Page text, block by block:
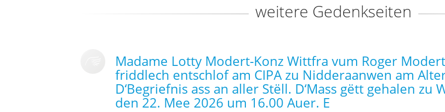
weitere Gedenkseiten
Madame Lotty Modert-Konz Wittfra vum Roger
friddlech entschlof am CIPA zu Nidderaanwen am
D‘Begriefnis ass an aller Stëll. D‘Mass gëtt gehalen zu
den 22. Mee 2026 um 16.00 Auer. E